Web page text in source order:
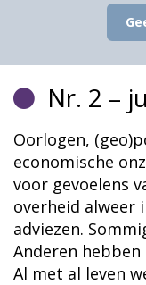
Nr. 2 –
Oorlogen,
economische
voor gevoelens
overheid alweer
adviezen.
Anderen hebben
Al met al leven